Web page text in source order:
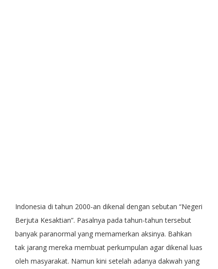
Indonesia di tahun 2000-an dikenal dengan sebutan “Negeri
Berjuta Kesaktian”. Pasalnya pada tahun-tahun tersebut
banyak paranormal yang memamerkan aksinya. Bahkan
tak jarang mereka membuat perkumpulan agar dikenal luas
oleh masyarakat. Namun kini setelah adanya dakwah yang